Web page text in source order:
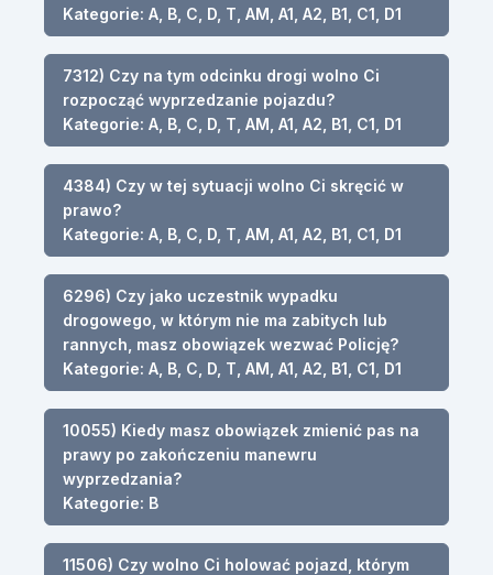
Kategorie: A, B, C, D, T, AM, A1, A2, B1, C1, D1
7312) Czy na tym odcinku drogi wolno Ci
rozpocząć wyprzedzanie pojazdu?
Kategorie: A, B, C, D, T, AM, A1, A2, B1, C1, D1
4384) Czy w tej sytuacji wolno Ci skręcić w
prawo?
Kategorie: A, B, C, D, T, AM, A1, A2, B1, C1, D1
6296) Czy jako uczestnik wypadku
drogowego, w którym nie ma zabitych lub
rannych, masz obowiązek wezwać Policję?
Kategorie: A, B, C, D, T, AM, A1, A2, B1, C1, D1
10055) Kiedy masz obowiązek zmienić pas na
prawy po zakończeniu manewru
wyprzedzania?
Kategorie: B
11506) Czy wolno Ci holować pojazd, którym